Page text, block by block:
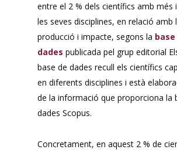
entre el 2 % dels científics amb més
les seves disciplines, en relació amb
producció i impacte, segons la base
dades publicada pel grup editorial
base de dades recull els científics
en diferents disciplines i està
de la informació que proporciona la
dades Scopus.
Concretament, en aquest 2 % de